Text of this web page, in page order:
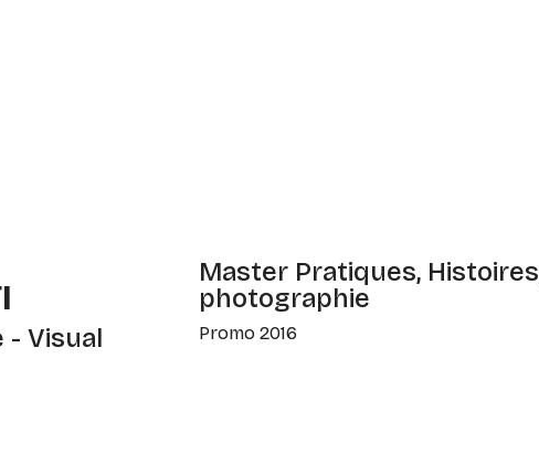
- Visual
Master Pratiques,
photographie
Promo 2016